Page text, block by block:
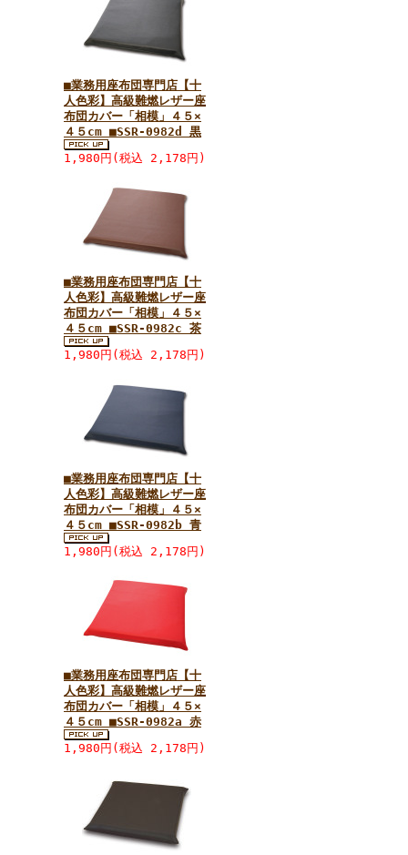
■業務用座布団専門店【十
人色彩】高級難燃レザー座
布団カバー「相模」４５×
４５cm ■SSR-0982d 黒
1,980円(税込 2,178円)
■業務用座布団専門店【十
人色彩】高級難燃レザー座
布団カバー「相模」４５×
４５cm ■SSR-0982c 茶
1,980円(税込 2,178円)
■業務用座布団専門店【十
人色彩】高級難燃レザー座
布団カバー「相模」４５×
４５cm ■SSR-0982b 青
1,980円(税込 2,178円)
■業務用座布団専門店【十
人色彩】高級難燃レザー座
布団カバー「相模」４５×
４５cm ■SSR-0982a 赤
1,980円(税込 2,178円)